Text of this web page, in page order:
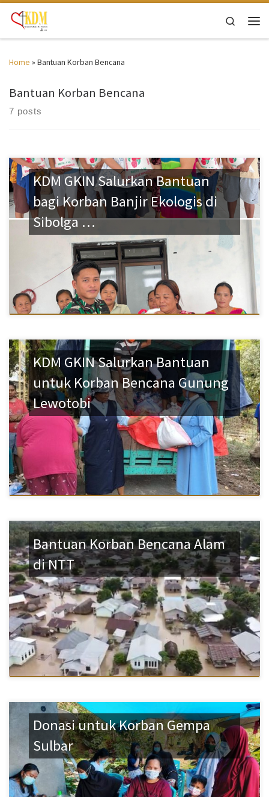
Skip to content
Search
Home » Bantuan Korban Bencana
Bantuan Korban Bencana
7 posts
KDM GKIN Salurkan Bantuan
bagi Korban Banjir Ekologis di
Sibolga …
KDM GKIN Salurkan Bantuan
untuk Korban Bencana Gunung
Lewotobi
Bantuan Korban Bencana Alam
di NTT
Donasi untuk Korban Gempa
Sulbar